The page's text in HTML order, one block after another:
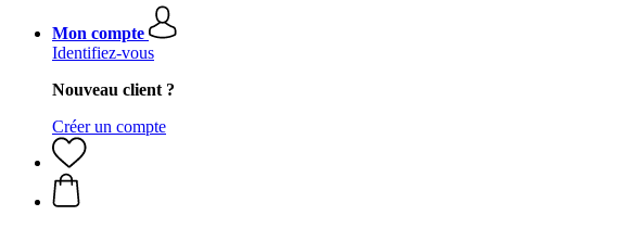
Mon compte
Identifiez-vous
Nouveau client ?
Créer un compte